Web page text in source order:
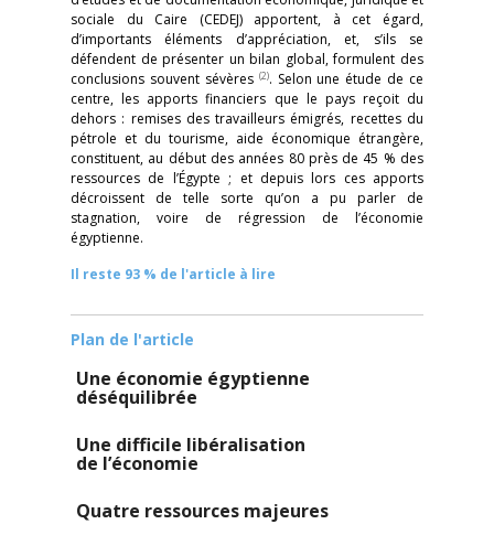
sociale du Caire (CEDEJ) apportent, à cet égard,
d’importants éléments d’appréciation, et, s’ils se
défendent de présenter un bilan global, formulent des
conclusions souvent sévères (2). Selon une étude de ce
centre, les apports financiers que le pays reçoit du
dehors : remises des travailleurs émigrés, recettes du
pétrole et du tourisme, aide économique étrangère,
constituent, au début des années 80 près de 45 % des
ressources de l’Égypte ; et depuis lors ces apports
décroissent de telle sorte qu’on a pu parler de
stagnation, voire de régression de l’économie
égyptienne.
Il reste 93 % de l'article à lire
Plan de l'article
Une économie égyptienne
déséquilibrée
Une difficile libéralisation
de l’économie
Quatre ressources majeures